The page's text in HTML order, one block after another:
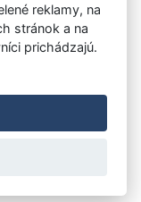
systém
reklamy, na
stránok a na
prichádzajú.